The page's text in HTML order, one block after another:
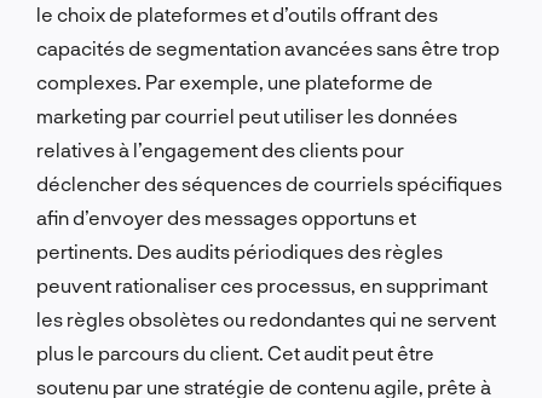
le choix de plateformes et d’outils offrant des
capacités de segmentation avancées sans être trop
complexes. Par exemple, une plateforme de
marketing par courriel peut utiliser les données
relatives à l’engagement des clients pour
déclencher des séquences de courriels spécifiques
afin d’envoyer des messages opportuns et
pertinents. Des audits périodiques des règles
peuvent rationaliser ces processus, en supprimant
les règles obsolètes ou redondantes qui ne servent
plus le parcours du client. Cet audit peut être
soutenu par une stratégie de contenu agile, prête à